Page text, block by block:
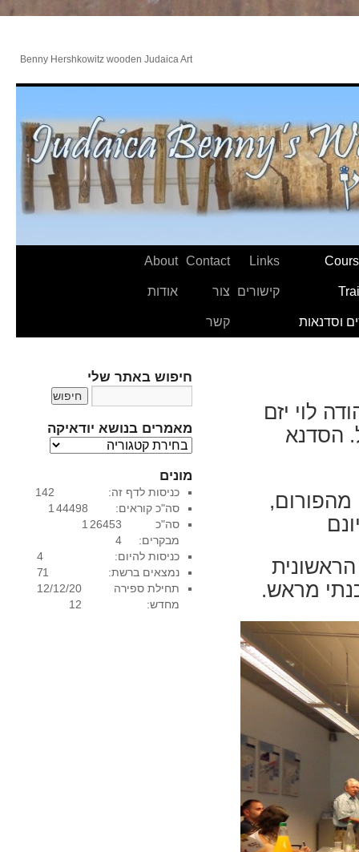
Benny Hershkowitz wooden Judaica Art
וסדנאות
Links
קישורים
Contact
צור
קשר
About
אודות
לוי יזם
הסדנא
מהפורום,
חיפוש באתר שלי
מאמרים בנושא יודאיקה
מ
מ
ר
י
ם
נ
ו
ש
מונים
142
1
כניסות לדף זה:
44498
1
סה"כ קוראים:
26453
4
סה"כ
מבקרים:
4
7
כניסות להיום:
1
נמצאים ברשת:
12/12/20
12
תחילת ספירה
מחדש: